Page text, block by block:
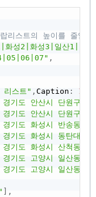
리스트의 높이를 줄임
화성2|화성3|일산1|일
,
리스트" ,Caption : 1
기도 안산시 단원구
기도 안산시 단원구
기도 화성시 반송동"
기도 화성시 동탄대로
기도 화성시 산척동
기도 고양시 일산동구
기도 고양시 일산동구
,